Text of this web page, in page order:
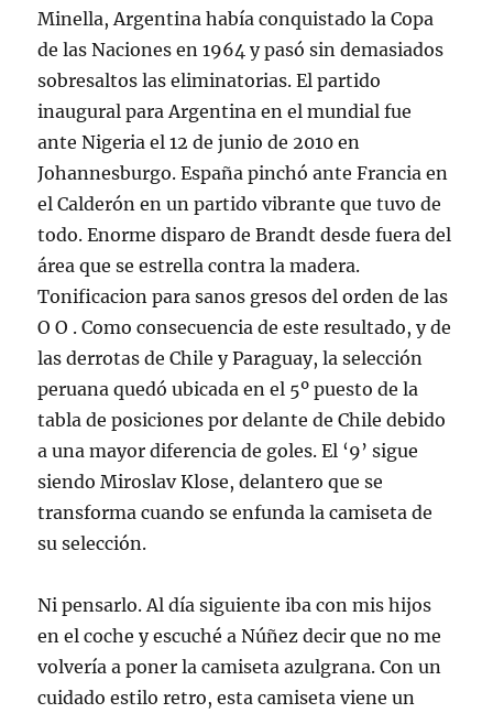
Minella, Argentina había conquistado la Copa
de las Naciones en 1964 y pasó sin demasiados
sobresaltos las eliminatorias. El partido
inaugural para Argentina en el mundial fue
ante Nigeria el 12 de junio de 2010 en
Johannesburgo. España pinchó ante Francia en
el Calderón en un partido vibrante que tuvo de
todo. Enorme disparo de Brandt desde fuera del
área que se estrella contra la madera.
Tonificacion para sanos gresos del orden de las
O O . Como consecuencia de este resultado, y de
las derrotas de Chile y Paraguay, la selección
peruana quedó ubicada en el 5º puesto de la
tabla de posiciones por delante de Chile debido
a una mayor diferencia de goles. El ‘9’ sigue
siendo Miroslav Klose, delantero que se
transforma cuando se enfunda la camiseta de
su selección.
Ni pensarlo. Al día siguiente iba con mis hijos
en el coche y escuché a Núñez decir que no me
volvería a poner la camiseta azulgrana. Con un
cuidado estilo retro, esta camiseta viene un